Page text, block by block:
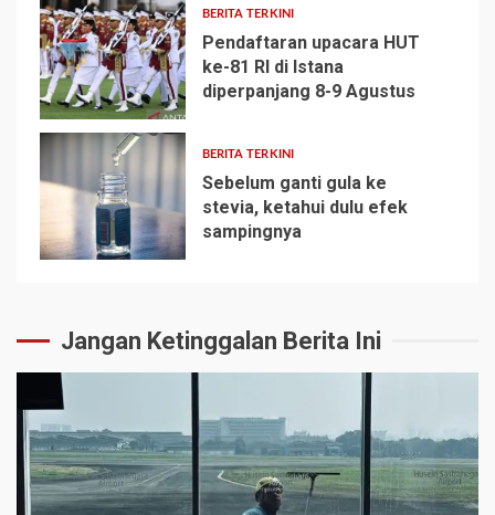
4
BERITA TERKINI
Pendaftaran upacara HUT
ke-81 RI di Istana
diperpanjang 8-9 Agustus
5
BERITA TERKINI
Sebelum ganti gula ke
stevia, ketahui dulu efek
sampingnya
Jangan Ketinggalan Berita Ini